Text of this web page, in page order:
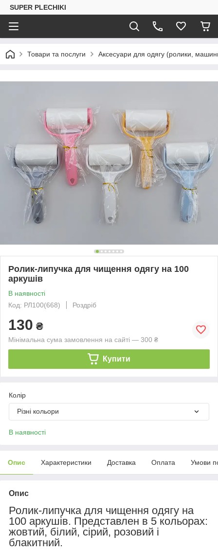
SUPER PLECHIKI
Товари та послуги Аксесуари для одягу (ролики,
Ролик-липучка для чищення одягу на 100
аркушів
В наявності
Код: РЛ100(668)
Роздріб
130 ₴
Мінімальна сума замовлення на сайті — 300 ₴
Купити
Колір
Різні кольори
В наявності
Опис Характеристики Доставка Оплата Умови
Опис
Ролик-липучка для чищення одягу на
100 аркушів. Представлен в 5 кольорах:
жовтий, білий, сірий, розовий і
блакитний.